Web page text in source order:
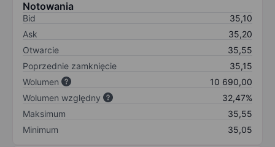
Notowania
Bid
35,10
Ask
35,20
Otwarcie
35,55
Poprzednie zamknięcie
35,15
Wolumen
10 690,00
Wolumen względny
32,47%
Maksimum
35,55
Minimum
35,05